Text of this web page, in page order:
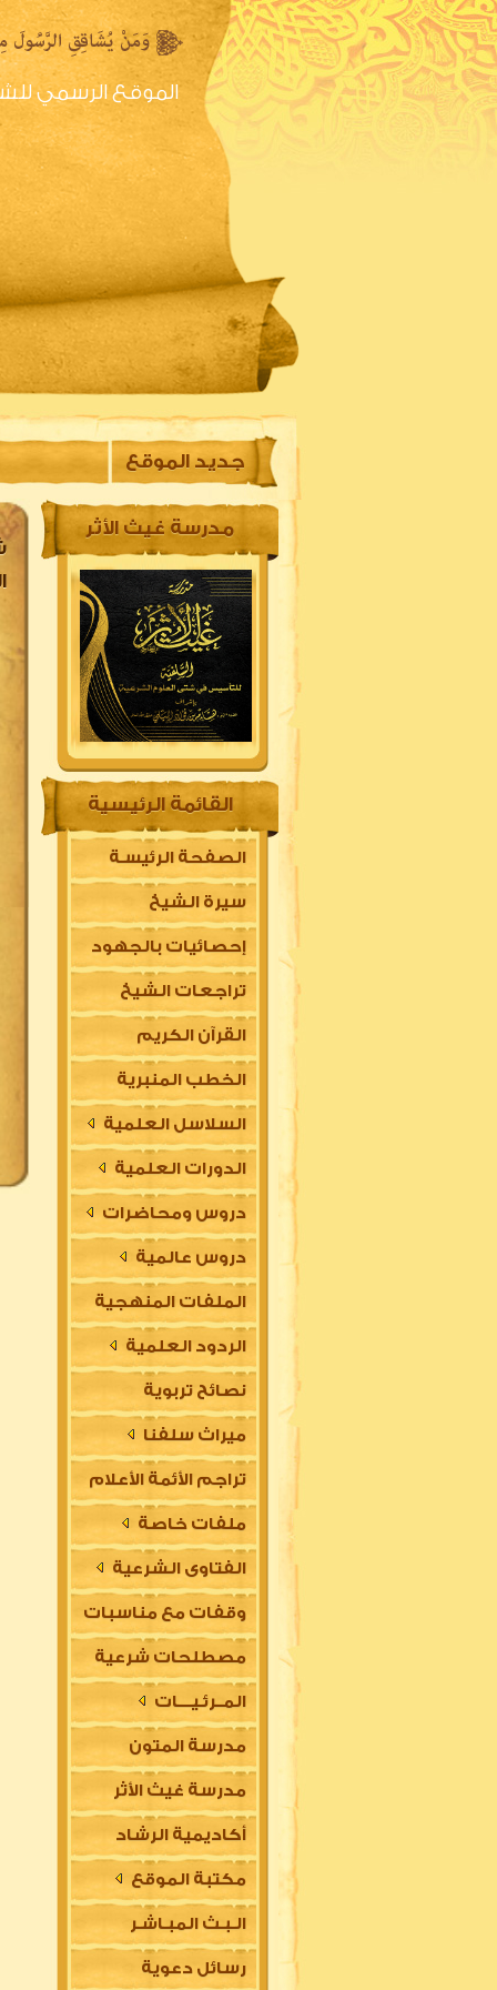
الموقع الرسمي
الصفحه الرئيسية
جديد الموقع
مدرسة غيث الأثر
القائمة الرئيسية
الصفحة الرئيسـة
سيرة الشيخ
إحصائيات بالجهود
تراجعات الشيخ
القرآن الكريم
الخطب المنبرية
السلاسل العلمية
الدورات العلمية
دروس ومحاضرات
دروس عالمية
الملفات المنهجية
الردود العلمية
نصائح تربوية
ميراث سلفنا
تراجم الأئمة الأعلام
ملفات خاصة
الفتاوى الشرعية
وقفات مع مناسبات
مصطلحات شرعية
المــرئـيــــات
مدرسة المتون
العلمية
مدرسة غيث الأثر
السلفية
أكاديمية الرشاد
العلمية للتأسيس
في مقدمات العلوم
الشرعية (للتعليم
مكتبة الموقع
الـبـث المبـاشـر
رسائل دعوية